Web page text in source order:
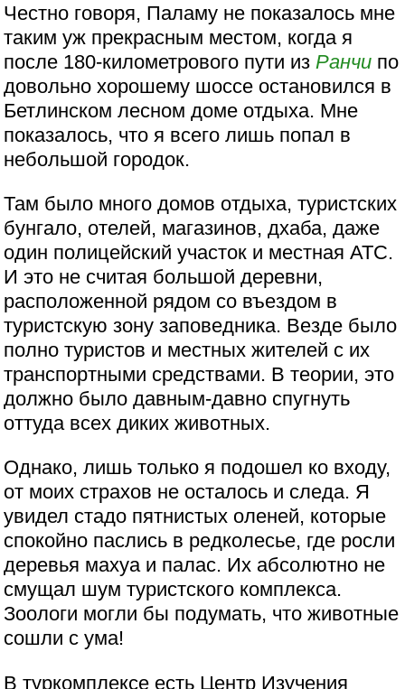
Честно говоря, Паламу не показалось мне
таким уж прекрасным местом, когда я
после 180-километрового пути из Ранчи по
довольно хорошему шоссе остановился в
Бетлинском лесном доме отдыха. Мне
показалось, что я всего лишь попал в
небольшой городок.
Там было много домов отдыха, туристских
бунгало, отелей, магазинов, дхаба, даже
один полицейский участок и местная АТС.
И это не считая большой деревни,
расположенной рядом со въездом в
туристскую зону заповедника. Везде было
полно туристов и местных жителей с их
транспортными средствами. В теории, это
должно было давным-давно спугнуть
оттуда всех диких животных.
Однако, лишь только я подошел ко входу,
от моих страхов не осталось и следа. Я
увидел стадо пятнистых оленей, которые
спокойно паслись в редколесье, где росли
деревья махуа и палас. Их абсолютно не
смущал шум туристского комплекса.
Зоологи могли бы подумать, что животные
сошли с ума!
В туркомплексе есть Центр Изучения